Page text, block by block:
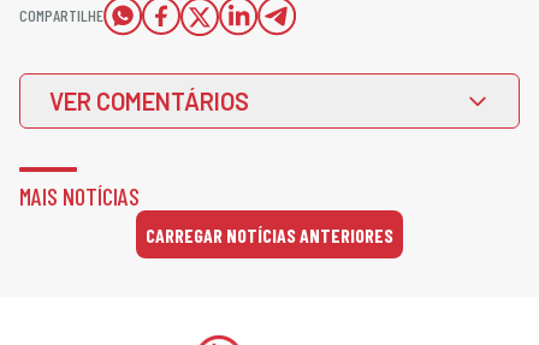
COMPARTILHE
VER COMENTÁRIOS
MAIS NOTÍCIAS
CARREGAR NOTÍCIAS ANTERIORES